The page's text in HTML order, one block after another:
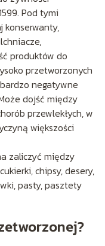
Pod tymi
konserwanty,
produktów do
przetworzonych
negatywne
dojść między
przewlekłych, w
większości
zaliczyć między
chipsy, desery,
pasty, pasztety